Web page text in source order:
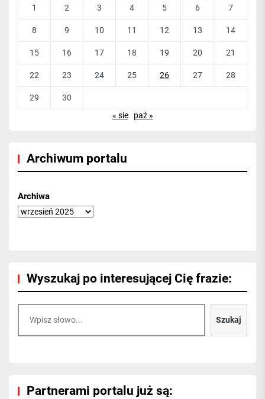
1 2 3 4 5 6 7
8 9 10 11 12 13 14
15 16 17 18 19 20 21
22 23 24 25 26 27 28
29
30
« sie
paź »
Archiwum portalu
Archiwa
Wyszukaj po interesującej Cię frazie:
Szukaj
Partnerami portalu już są: